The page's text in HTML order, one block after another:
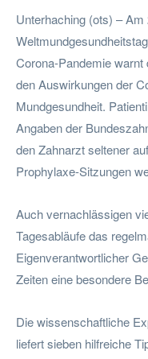
Unterhaching (ots) –
Corona-Pandemie
den Auswirkungen der
Mundgesundheit.
Angaben der
den Zahnarzt seltener
Prophylaxe-Sitzungen
Auch vernachlässigen
Tagesabläufe das
Eigenverantwortlicher
Zeiten eine besondere
Die wissenschaftliche
liefert sieben hilfreiche